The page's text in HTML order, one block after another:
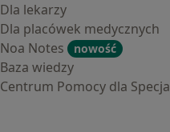
Dla lekarzy
Dla placówek medycznych
Noa Notes
nowość
Baza wiedzy
Centrum Pomocy dla